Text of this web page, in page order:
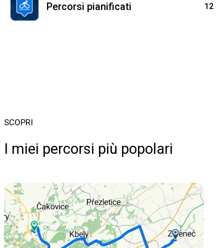
Percorsi pianificati 12
SCOPRI
I miei percorsi più popolari